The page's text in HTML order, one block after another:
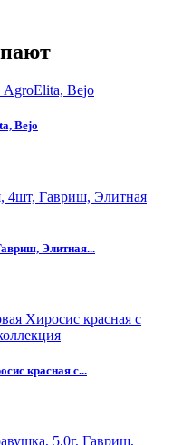
Bejo
Элитная...
красная с...